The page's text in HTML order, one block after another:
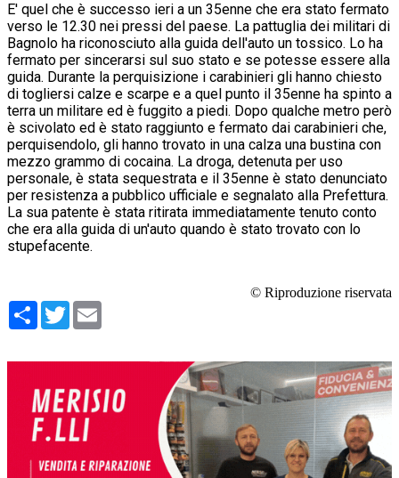
E' quel che è successo ieri a un 35enne che era stato fermato
verso le 12.30 nei pressi del paese. La pattuglia dei militari di
Bagnolo ha riconosciuto alla guida dell'auto un tossico. Lo ha
fermato per sincerarsi sul suo stato e se potesse essere alla
guida. Durante la perquisizione i carabinieri gli hanno chiesto
di togliersi calze e scarpe e a quel punto il 35enne ha spinto a
terra un militare ed è fuggito a piedi. Dopo qualche metro però
è scivolato ed è stato raggiunto e fermato dai carabinieri che,
perquisendolo, gli hanno trovato in una calza una bustina con
mezzo grammo di cocaina. La droga, detenuta per uso
personale, è stata sequestrata e il 35enne è stato denunciato
per resistenza a pubblico ufficiale e segnalato alla Prefettura.
La sua patente è stata ritirata immediatamente tenuto conto
che era alla guida di un'auto quando è stato trovato con lo
stupefacente.
© Riproduzione riservata
Condividi
Twitter